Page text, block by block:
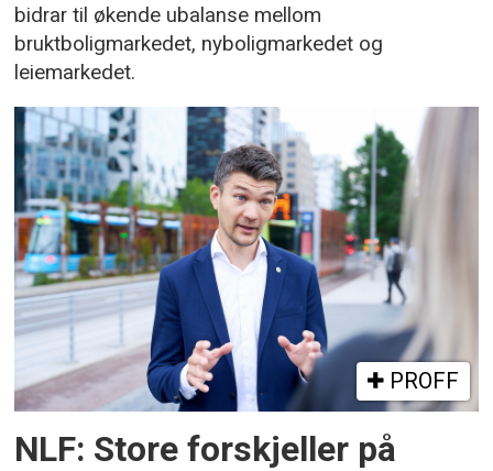
bidrar til økende ubalanse mellom
bruktboligmarkedet, nyboligmarkedet og
leiemarkedet.
PROFF
NLF: Store forskjeller på